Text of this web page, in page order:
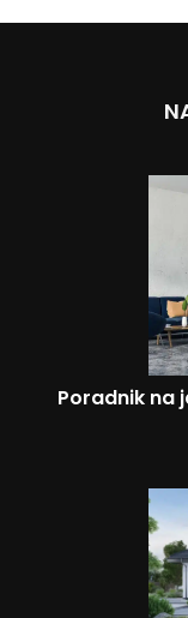
Poradnik na